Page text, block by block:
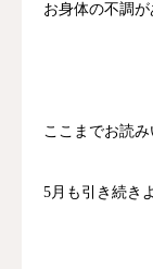
お身体の不調
ここまでお読み
5月も引き続き